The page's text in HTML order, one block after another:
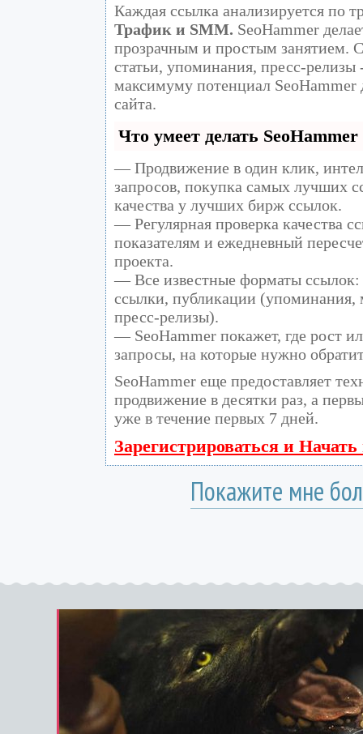
Каждая ссылка анализируется по
Трафик и SMM. SeoHammer
прозрачным и простым занятием.
статьи, упоминания, пресс-релизы
максимуму потенциал SeoHammer
сайта.
Что умеет делать SeoHammer
— Продвижение в один клик,
запросов, покупка самых лучших
качества у лучших бирж ссылок.
— Регулярная проверка качества
показателям и ежедневный
проекта.
— Все известные форматы ссылок:
ссылки, публикации (упоминания,
пресс-релизы).
— SeoHammer покажет, где рост
запросы, на которые нужно
SeoHammer еще предоставляет
продвижение в десятки раз, а
уже в течение первых 7 дней.
Зарегистрироваться и
Покажите мне